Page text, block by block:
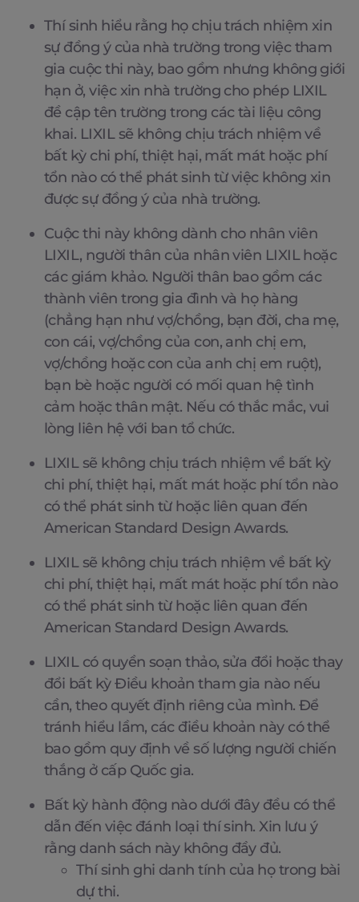
Thí sinh hiểu rằng họ chịu trách nhiệm xin
sự đồng ý của nhà trường trong việc tham
gia cuộc thi này, bao gồm nhưng không giới
hạn ở, việc xin nhà trường cho phép LIXIL
đề cập tên trường trong các tài liệu công
khai. LIXIL sẽ không chịu trách nhiệm về
bất kỳ chi phí, thiệt hại, mất mát hoặc phí
tổn nào có thể phát sinh từ việc không xin
được sự đồng ý của nhà trường.
Cuộc thi này không dành cho nhân viên
LIXIL, người thân của nhân viên LIXIL hoặc
các giám khảo. Người thân bao gồm các
thành viên trong gia đình và họ hàng
(chẳng hạn như vợ/chồng, bạn đời, cha mẹ,
con cái, vợ/chồng của con, anh chị em,
vợ/chồng hoặc con của anh chị em ruột),
bạn bè hoặc người có mối quan hệ tình
cảm hoặc thân mật. Nếu có thắc mắc, vui
lòng liên hệ với ban tổ chức.
LIXIL sẽ không chịu trách nhiệm về bất kỳ
chi phí, thiệt hại, mất mát hoặc phí tổn nào
có thể phát sinh từ hoặc liên quan đến
American Standard Design Awards.
LIXIL sẽ không chịu trách nhiệm về bất kỳ
chi phí, thiệt hại, mất mát hoặc phí tổn nào
có thể phát sinh từ hoặc liên quan đến
American Standard Design Awards.
LIXIL có quyền soạn thảo, sửa đổi hoặc thay
đổi bất kỳ Điều khoản tham gia nào nếu
cần, theo quyết định riêng của mình. Để
tránh hiểu lầm, các điều khoản này có thể
bao gồm quy định về số lượng người chiến
thắng ở cấp Quốc gia.
Bất kỳ hành động nào dưới đây đều có thể
dẫn đến việc đánh loại thí sinh. Xin lưu ý
rằng danh sách này không đầy đủ.
Thí sinh ghi danh tính của họ trong bài
dự thi.